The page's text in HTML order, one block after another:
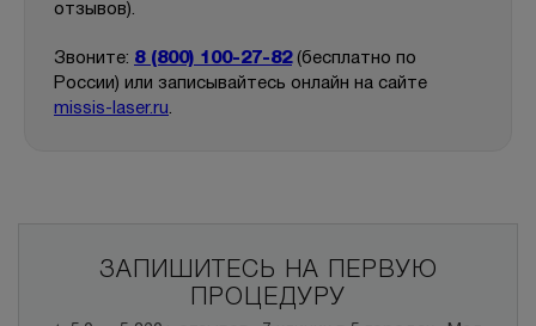
отзывов).
Звоните: 8 (800) 100-27-82(бесплатно по
России) или записывайтесь онлайн на сайте
missis-laser.ru.
ЗАПИШИТЕСЬ НА ПЕРВУЮ
ПРОЦЕДУРУ